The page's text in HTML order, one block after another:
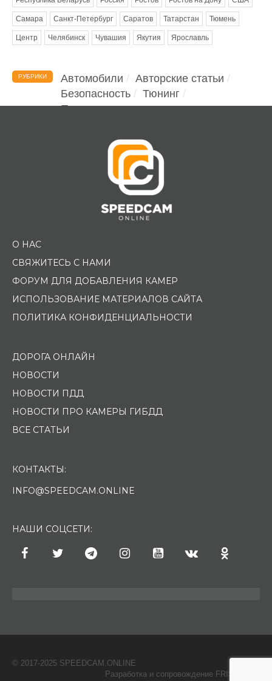
Самара Санкт-Петербург Саратов Татарстан Тюмень
Центр Челябинск Чувашия Якутия Ярославль
РУБРИКИ Автомобили
Авторские статьи
Безопасность
Тюнинг
Помощь водителю
О НАС
СВЯЖИТЕСЬ С НАМИ
ФОРУМ ДЛЯ ДОБАВЛЕНИЯ КАМЕР
ИСПОЛЬЗОВАНИЕ МАТЕРИАЛОВ САЙТА
ПОЛИТИКА КОНФИДЕНЦИАЛЬНОСТИ
ДОРОГА ОНЛАЙН
НОВОСТИ
НОВОСТИ ПДД
НОВОСТИ ПРО КАМЕРЫ ГИБДД
ВСЕ СТАТЬИ
КОНТАКТЫ:
INFO@SPEEDCAM.ONLINE
НАШИ СОЦСЕТИ:
© 2017-2025 SPEEDCAM.ONLINE
Разработка и сопровождение FRISH & С